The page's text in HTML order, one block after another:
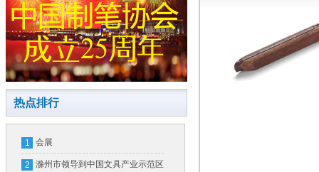
热点排行
1 会展
2 滁州市领导到中国文具产业示范区